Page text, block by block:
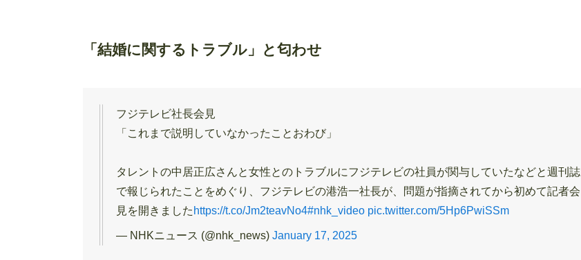
「結婚に関するトラブル」と匂わせ
フジテレビ社長会見
「これまで説明していなかったことおわび」
タレントの中居正広さんと女性とのトラブルにフジテレビの社員が関与していたなどと週刊誌
で報じられたことをめぐり、フジテレビの港浩一社長が、問題が指摘されてから初めて記者会
見を開きました https://t.co/Jm2teavNo4#nhk_video pic.twitter.com/5Hp6PwiSSm
— NHKニュース (@nhk_news) January 17, 2025